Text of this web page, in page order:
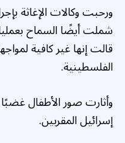
ورحبت وكالات الإغاثة
شملت أيضًا السماح
قالت إنها غير كافية
الفلسطينية.
وأثارت صور الأطفال
إسرائيل المقربين.